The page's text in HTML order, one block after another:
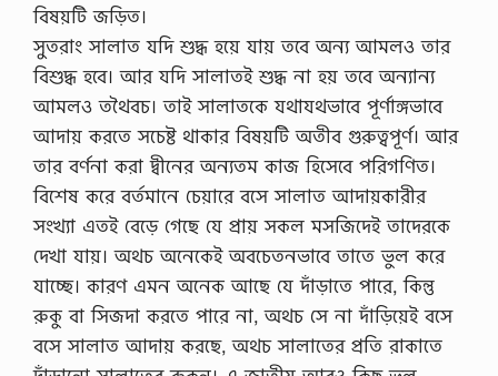
বিষয়টি জড়িত।
সুতরাং সালাত যদি শুদ্ধ হয়ে যায় তবে অন্য আমলও তার
বিশুদ্ধ হবে। আর যদি সালাতই শুদ্ধ না হয় তবে অন্যান্য
আমলও তথৈবচ। তাই সালাতকে যথাযথভাবে পূর্ণাঙ্গভাবে
আদায় করতে সচেষ্ট থাকার বিষয়টি অতীব গুরুত্বপূর্ণ। আর
তার বর্ণনা করা দ্বীনের অন্যতম কাজ হিসেবে পরিগণিত।
বিশেষ করে বর্তমানে চেয়ারে বসে সালাত আদায়কারীর
সংখ্যা এতই বেড়ে গেছে যে প্রায় সকল মসজিদেই তাদেরকে
দেখা যায়। অথচ অনেকেই অবচেতনভাবে তাতে ভুল করে
যাচ্ছে। কারণ এমন অনেক আছে যে দাঁড়াতে পারে, কিন্তু
রুকু বা সিজদা করতে পারে না, অথচ সে না দাঁড়িয়েই বসে
বসে সালাত আদায় করছে, অথচ সালাতের প্রতি রাকাতে